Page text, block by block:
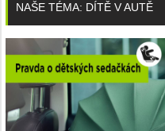
NAŠE TÉMA: DÍTĚ V AUTĚ